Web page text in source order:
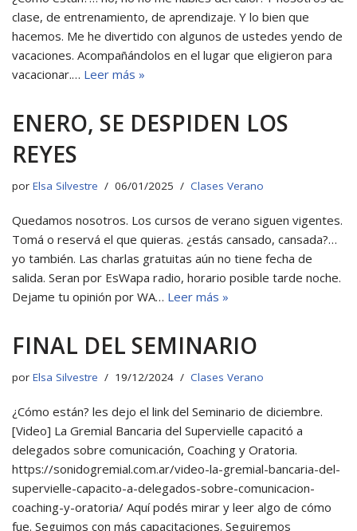
clase, de entrenamiento, de aprendizaje. Y lo bien que
hacemos. Me he divertido con algunos de ustedes yendo de
vacaciones. Acompañándolos en el lugar que eligieron para
vacacionar.… Leer más »
ENERO, SE DESPIDEN LOS
REYES
por Elsa Silvestre 06/01/2025 Clases Verano
Quedamos nosotros. Los cursos de verano siguen vigentes.
Tomá o reservá el que quieras. ¿estás cansado, cansada?…
yo también. Las charlas gratuitas aún no tiene fecha de
salida. Seran por EsWapa radio, horario posible tarde noche.
Dejame tu opinión por WA… Leer más »
FINAL DEL SEMINARIO
por Elsa Silvestre 19/12/2024 Clases Verano
¿Cómo están? les dejo el link del Seminario de diciembre.
[Video] La Gremial Bancaria del Supervielle capacitó a
delegados sobre comunicación, Coaching y Oratoria.
https://sonidogremial.com.ar/video-la-gremial-bancaria-del-
supervielle-capacito-a-delegados-sobre-comunicacion-
coaching-y-oratoria/ Aquí podés mirar y leer algo de cómo
fue. Seguimos con más capacitaciones. Seguiremos